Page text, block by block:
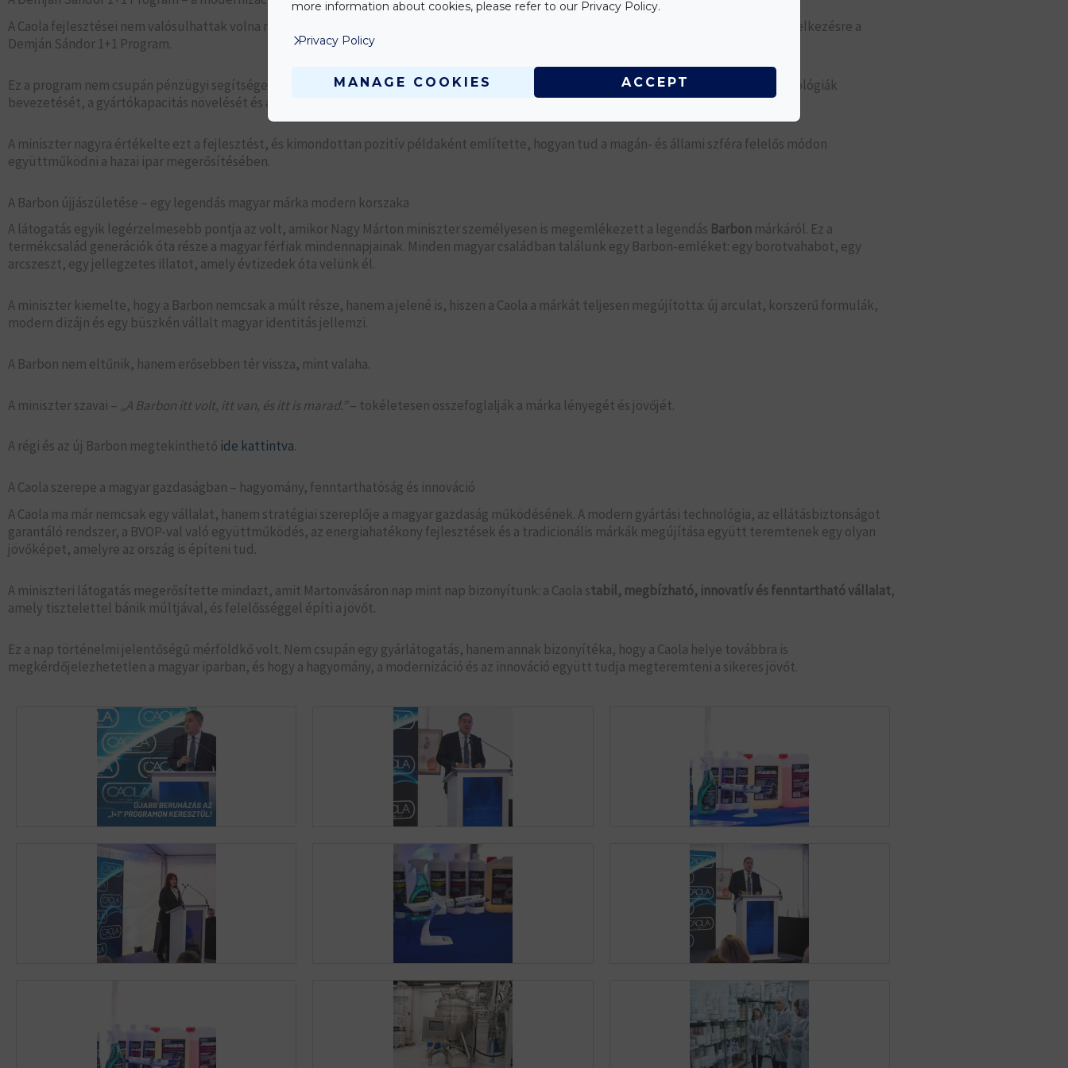
A Caola fejlesztései nem valósulhattak volna meg olyan ütemben és színvonalon, mint ahogyan az elmúlt években történt, ha nem áll rendelkezésre a
Demján Sándor 1+1 Program.
Ez a program nem csupán pénzügyi segítséget jelentett, hanem olyan stratégiai támogatást, amely lehetővé tette a legmodernebb technológiák
bevezetését, a gyártókapacitás növelését és az energiahatékony működésre való teljes átállást.
A miniszter nagyra értékelte ezt a fejlesztést, és kimondottan pozitív példaként említette, hogyan tud a magán- és állami szféra felelős módon
együttműködni a hazai ipar megerősítésében.
A Barbon újjászületése – egy legendás magyar márka modern korszaka
A látogatás egyik legérzelmesebb pontja az volt, amikor Nagy Márton miniszter személyesen is megemlékezett a legendás Barbon márkáról. Ez a
termékcsalád generációk óta része a magyar férfiak mindennapjainak. Minden magyar családban találunk egy Barbon-emléket: egy borotvahabot, egy
arcszeszt, egy jellegzetes illatot, amely évtizedek óta velünk él.
A miniszter kiemelte, hogy a Barbon nemcsak a múlt része, hanem a jelené is, hiszen a Caola a márkát teljesen megújította: új arculat, korszerű formulák,
modern dizájn és egy büszkén vállalt magyar identitás jellemzi.
A Barbon nem eltűnik, hanem erősebben tér vissza, mint valaha.
A miniszter szavai – „A Barbon itt volt, itt van, és itt is marad.”– tökéletesen összefoglalják a márka lényegét és jövőjét.
A régi és az új Barbon megtekinthető ide kattintva.
A Caola szerepe a magyar gazdaságban – hagyomány, fenntarthatóság és innováció
A Caola ma már nemcsak egy vállalat, hanem stratégiai szereplője a magyar gazdaság működésének. A modern gyártási technológia, az ellátásbiztonságot
garantáló rendszer, a BVOP-val való együttműködés, az energiahatékony fejlesztések és a tradicionális márkák megújítása együtt teremtenek egy olyan
jövőképet, amelyre az ország is építeni tud.
A miniszteri látogatás megerősítette mindazt, amit Martonvásáron nap mint nap bizonyítunk: a Caola stabil, megbízható, innovatív és fenntartható vállalat,
amely tisztelettel bánik múltjával, és felelősséggel építi a jövőt.
Ez a nap történelmi jelentőségű mérföldkő volt. Nem csupán egy gyárlátogatás, hanem annak bizonyítéka, hogy a Caola helye továbbra is
megkérdőjelezhetetlen a magyar iparban, és hogy a hagyomány, a modernizáció és az innováció együtt tudja megteremteni a sikeres jövőt.
more information about cookies, please refer to our Privacy Policy.
Privacy Policy
MANAGE COOKIES ACCEPT